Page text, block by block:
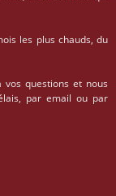
les plus chauds, du
questions et nous
par email ou par